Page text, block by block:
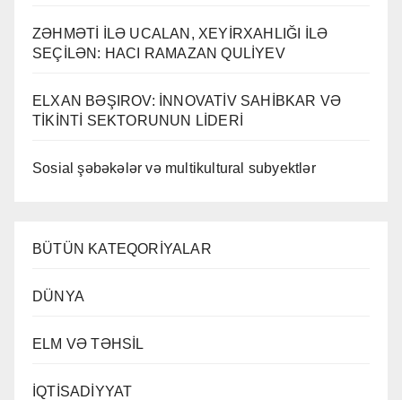
ZƏHMƏTİ İLƏ UCALAN, XEYİRXAHLIĞI İLƏ
SEÇİLƏN: HACI RAMAZAN QULİYEV
ELXAN BƏŞIROV: İNNOVATİV SAHİBKAR VƏ
TİKİNTİ SEKTORUNUN LİDERİ
Sosial şəbəkələr və multikultural subyektlər
BÜTÜN KATEQORİYALAR
DÜNYA
ELM VƏ TƏHSİL
İQTİSADİYYAT